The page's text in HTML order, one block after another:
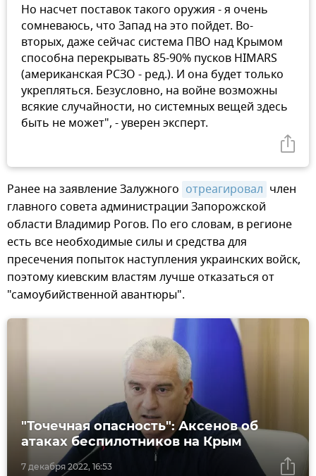
Но насчет поставок такого оружия - я очень
сомневаюсь, что Запад на это пойдет. Во-
вторых, даже сейчас система ПВО над Крымом
способна перекрывать 85-90% пусков HIMARS
(американская РСЗО - ред.). И она будет только
укрепляться. Безусловно, на войне возможны
всякие случайности, но системных вещей здесь
быть не может", - уверен эксперт.
Ранее на заявление Залужного отреагировал член
главного совета администрации Запорожской
области Владимир Рогов. По его словам, в регионе
есть все необходимые силы и средства для
пресечения попыток наступления украинских войск,
поэтому киевским властям лучше отказаться от
"самоубийственной авантюры".
7 декабря 2022, 16:53
"Точечная опасность": Аксенов об
атаках беспилотников на Крым